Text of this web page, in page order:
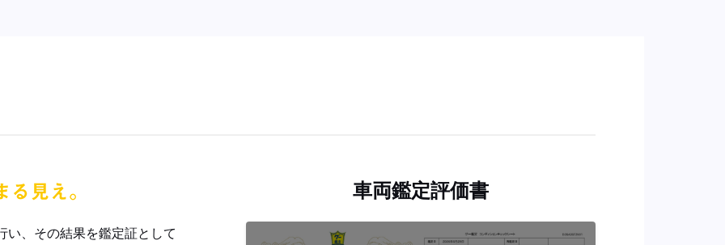
い、その結果を鑑定証として
車両鑑定評価書